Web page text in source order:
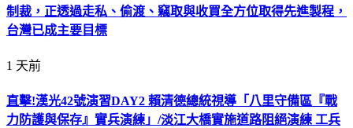
制裁，正透過走私、偷渡、竊取與收買全方位取得先進製程，
台灣已成主要目標
1 天前
直擊!漢光42號演習DAY2 賴清德總統視導「八里守備區『戰
力防護與保存』實兵演練」/淡江大橋實施道路阻絕演練 工兵